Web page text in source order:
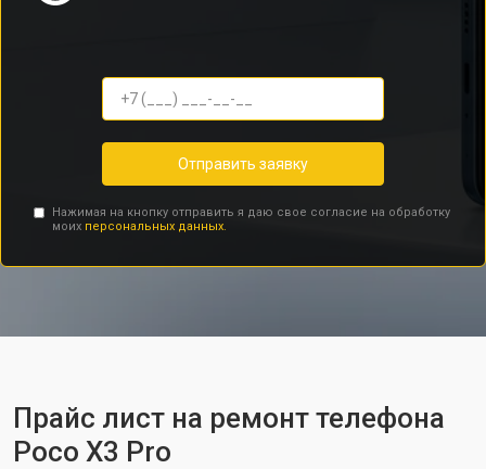
Отправить заявку
Нажимая на кнопку отправить я даю свое согласие на обработку
моих персональных данных.
Прайс лист на ремонт телефона
Poco X3 Pro